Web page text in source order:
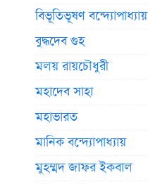
বিভূতিভূষণ বন্দ্যোপাধ্যায়
বুদ্ধদেব গুহ
মলয় রায়চৌধুরী
মহাদেব সাহা
মহাভারত
মানিক বন্দ্যোপাধ্যায়
মুহম্মদ জাফর ইকবাল